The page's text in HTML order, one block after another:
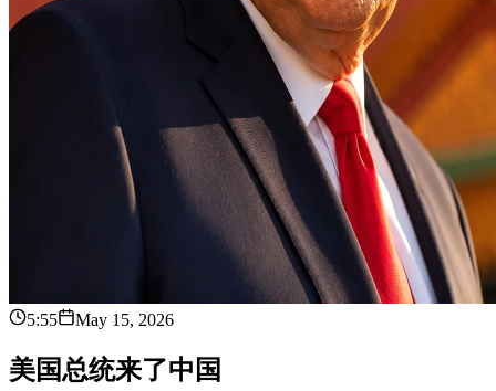
5:55 May 15, 2026
美国总统来了中 国